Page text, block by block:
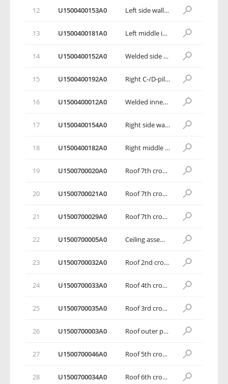
12 U1500400153A0 Left side wall outer panel weldment assembly
13 U1500400181A0 Left middle inner panel weldment assembly
14 U1500400152A0 Welded side wall assembly
15 U1500400192A0 Right C-/D-pillar inner panel assembly
16 U1500400012A0 Welded inner panel assembly, A-pillar
17 U1500400154A0 Right side wall outer panel weldment assembly
18 U1500400182A0 Right middle inner panel weldment assembly
19 U1500700020A0 Roof 7th crossbeam assembly
20 U1500700021A0 Roof 7th crossbeam upper panel assembly
21 U1500700029A0 Roof 7th crossbeam lower panel
22 U1500700005A0 Ceiling assembly
23 U1500700032A0 Roof 2nd crossbeam
24 U1500700033A0 Roof 4th crossbeam
25 U1500700035A0 Roof 3rd crossbeam
26 U1500700003A0 Roof outer panel
27 U1500700046A0 Roof 5th crossbeam
28 U1500700034A0 Roof 6th crossbeam